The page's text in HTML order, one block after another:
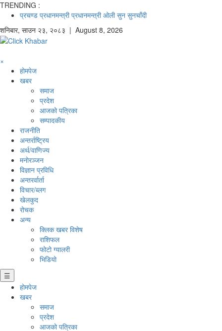
TRENDING :
प्रचण्ड प्रधानमन्त्री प्रधानमन्त्री ओली सुन सुनचाँदी
शनिबार, साउन २३, २०८३ | August 8, 2026
×
होमपेज
खबर
समाज
प्रदेश
आजको पत्रिका
सम्पादकीय
राजनीति
अन्तर्राष्ट्रिय
अर्थ/वाणिज्य
मनाेरञ्जन
विज्ञान प्रविधि
अन्तरर्वार्ता
विचार/ब्लग
खेलकुद
रोचक
अन्य
क्लिक खबर विशेष
राशिफल
फोटो ग्यालरी
भिडियो
☰
होमपेज
खबर
समाज
प्रदेश
आजको पत्रिका